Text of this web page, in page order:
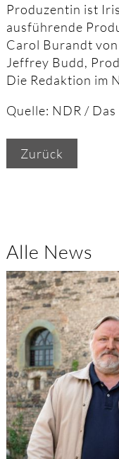
Produzentin ist
ausführende
Carol Burandt
Jeffrey Budd,
Die Redaktion im
Quelle: NDR /
Zurück
Alle News